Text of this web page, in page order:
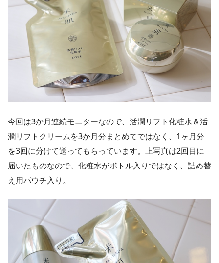
今回は3か月連続モニターなので、活潤リフト化粧水＆活
潤リフトクリームを3か月分まとめてではなく、1ヶ月分
を3回に分けて送ってもらっています。上写真は2回目に
届いたものなので、化粧水がボトル入りではなく、詰め替
え用パウチ入り。